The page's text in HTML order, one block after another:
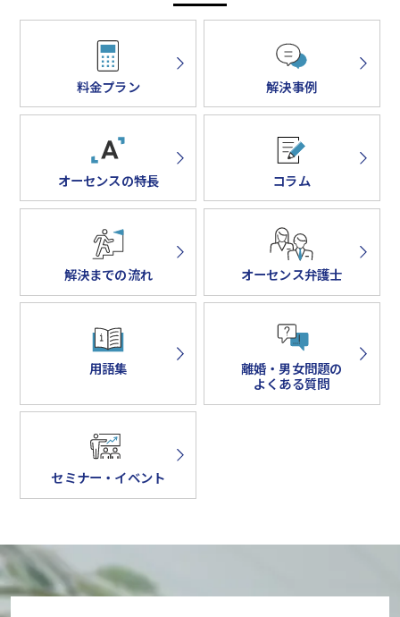
料金プラン 解決事例
オーセンスの特長 コラム
解決までの流れ オーセンス弁護士
用語集
離婚・男女問題の
よくある質問
セミナー・イベント